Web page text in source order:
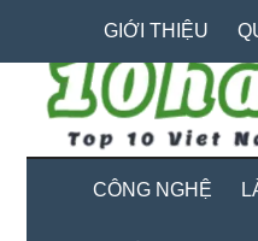
content
secondary
menu
primary
sidebar
GIỚI THIỆU
CÔNG NGHỆ